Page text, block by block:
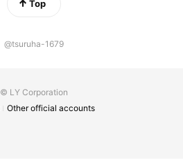
Top
@tsuruha-1679
© LY Corporation
Other official accounts